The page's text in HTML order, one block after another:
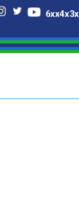
6xx4x3x4x